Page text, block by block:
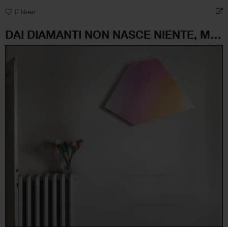
0 likes
DAI DIAMANTI NON NASCE NIENTE, MA DALLA LUCE NASCONO I FIORI